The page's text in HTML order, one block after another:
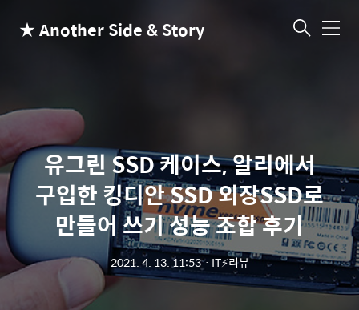
★ Another Side & Story 메
유그린 SSD 케이스, 알리에서
구입한 킹디안 SSD 외장SSD로
만들어 쓰기 성능 조합 후기
2021. 4. 13. 11:53ㆍ IT⚡리뷰